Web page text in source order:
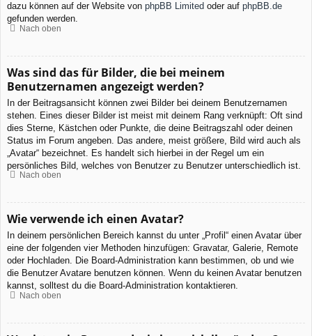
dazu können auf der Website von phpBB Limited oder auf phpBB.de
gefunden werden.
Nach oben
Was sind das für Bilder, die bei meinem
Benutzernamen angezeigt werden?
In der Beitragsansicht können zwei Bilder bei deinem Benutzernamen
stehen. Eines dieser Bilder ist meist mit deinem Rang verknüpft: Oft sind
dies Sterne, Kästchen oder Punkte, die deine Beitragszahl oder deinen
Status im Forum angeben. Das andere, meist größere, Bild wird auch als
„Avatar“ bezeichnet. Es handelt sich hierbei in der Regel um ein
persönliches Bild, welches von Benutzer zu Benutzer unterschiedlich ist.
Nach oben
Wie verwende ich einen Avatar?
In deinem persönlichen Bereich kannst du unter „Profil“ einen Avatar über
eine der folgenden vier Methoden hinzufügen: Gravatar, Galerie, Remote
oder Hochladen. Die Board-Administration kann bestimmen, ob und wie
die Benutzer Avatare benutzen können. Wenn du keinen Avatar benutzen
kannst, solltest du die Board-Administration kontaktieren.
Nach oben